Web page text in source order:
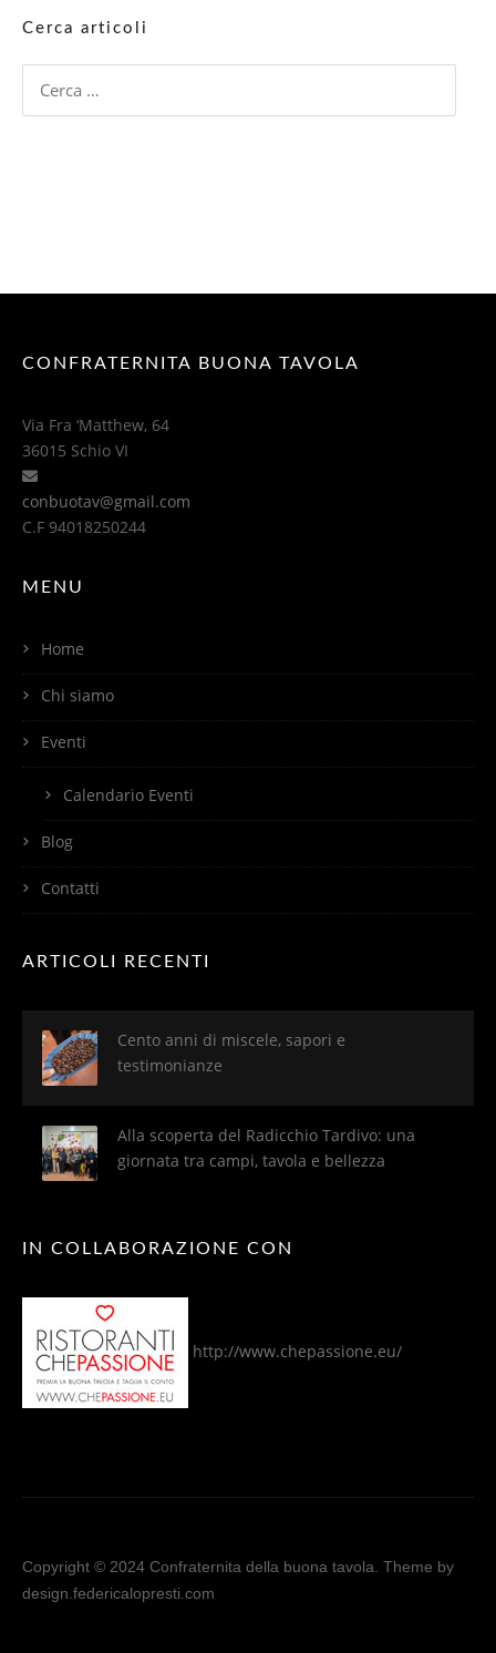
Cerca articoli
per:
CONFRATERNITA BUONA TAVOLA
Via Fra ‘Matthew, 64
36015 Schio VI
conbuotav@gmail.com
C.F 94018250244
MENU
Home
Chi siamo
Eventi
Calendario Eventi
Blog
Contatti
ARTICOLI RECENTI
Cento anni di miscele, sapori e
testimonianze
Alla scoperta del Radicchio Tardivo: una
giornata tra campi, tavola e bellezza
IN COLLABORAZIONE CON
http://www.chepassione.eu/